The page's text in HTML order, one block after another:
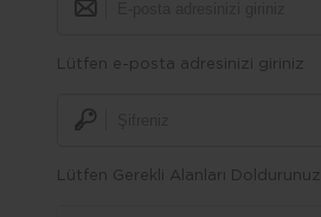
Lütfen e-posta adresinizi giriniz
Lütfen Gerekli Alanları Doldurunuz.